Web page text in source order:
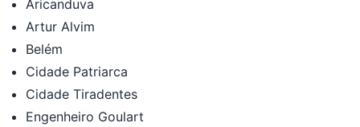
Aricanduva
Artur Alvim
Belém
Cidade Patriarca
Cidade Tiradentes
Engenheiro Goulart